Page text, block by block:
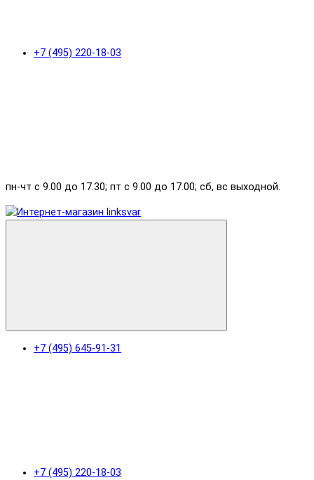
+7 (495) 220-18-03
пн-чт с 9.00 до 17.30; пт с 9.00 до 17.00; сб, вс выходной.
+7 (495) 645-91-31
+7 (495) 220-18-03